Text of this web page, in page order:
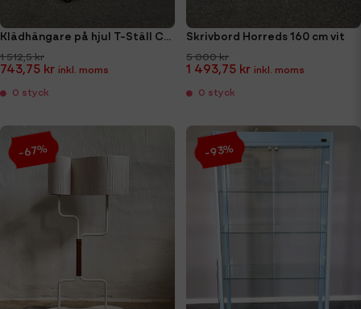
Klädhängare på hjul T-Ställ Compact
1 512,5 kr
743,75 kr
0 styck
Skrivbord Horreds 160 cm vit
5 000 kr
1 493,75 kr
0 styck
-67% -93%